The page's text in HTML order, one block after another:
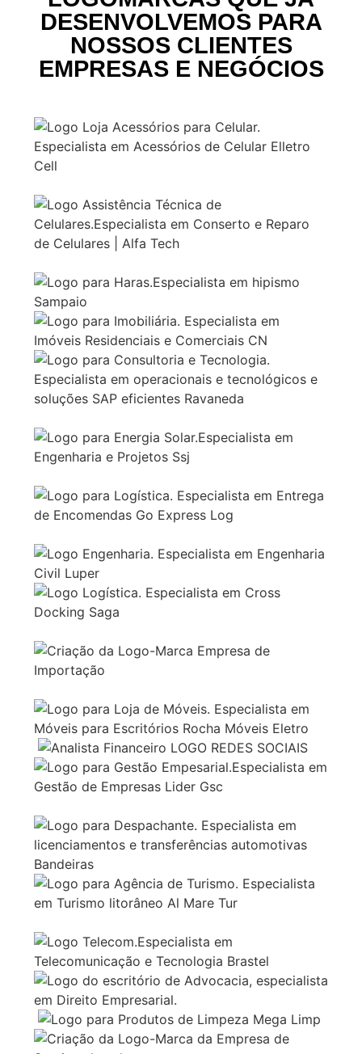
DESENVOLVEMOS PARA
NOSSOS CLIENTES
EMPRESAS E NEGÓCIOS